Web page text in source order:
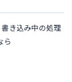
き込み中の処理
ら